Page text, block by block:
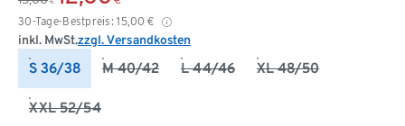
30-Tage-Bestpreis: 15,00 €
inkl. MwSt.zzgl. Versandkosten
S 36/38 M 40/42 L 44/46 XL 48/50
XXL 52/54